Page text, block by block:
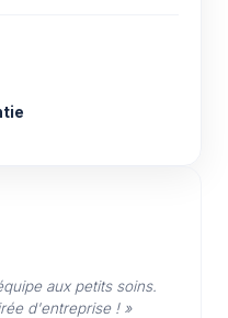
aux petits soins.
d'entreprise ! »